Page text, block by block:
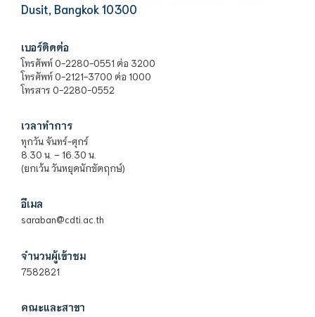
Dusit, Bangkok 10300
เบอร์ติดต่อ
โทรศัพท์ 0-2280-0551 ต่อ 3200
โทรศัพท์ 0-2121-3700 ต่อ 1000
โทรสาร 0-2280-0552
เวลาทำการ
ทุกวัน จันทร์-ศุกร์
8.30 น. – 16.30 น.
(ยกเว้น วันหยุดนักขัตฤกษ์)
อีเมล
saraban@cdti.ac.th
จำนวนผู้เข้าชม
7582821
คณะและสาขา